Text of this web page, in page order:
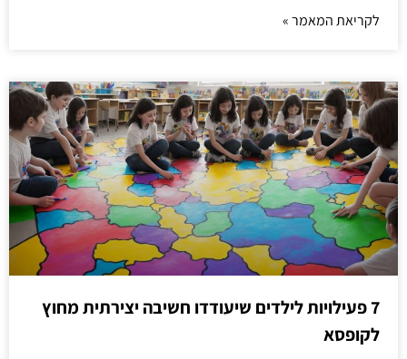
לקריאת המאמר »
7 פעילויות לילדים שיעודדו חשיבה יצירתית מחוץ
לקופסא